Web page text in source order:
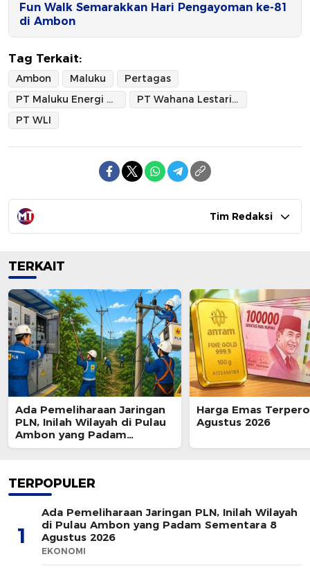
Fun Walk Semarakkan Hari Pengayoman ke-81
di Ambon
Tag Terkait:
Ambon Maluku
Pertagas
PT Maluku Energi Abadi (Perseroda)
PT Wahana Lestari Investama
PT WLI
Tim Redaksi
TERKAIT
Ada Pemeliharaan Jaringan
PLN, Inilah Wilayah di Pulau
Ambon yang Padam
Sementara 8 Agustus 2026
Harga Emas
Agustus 2026
TERPOPULER
1
Ada Pemeliharaan Jaringan PLN, Inilah Wilayah
di Pulau Ambon yang Padam Sementara 8
Agustus 2026
EKONOMI